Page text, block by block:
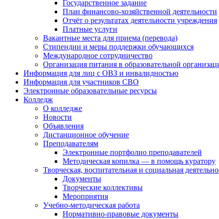
Государственное задание
План финансово-хозяйственной деятельности
Отчёт о результатах деятельности учреждения
Платные услуги
Вакантные места для приема (перевода)
Стипендии и меры поддержки обучающихся
Международное сотрудничество
Организация питания в образовательной
Информация для лиц с ОВЗ и инвалидностью
Информация для участников СВО
Электронные образовательные ресурсы
Колледж
О колледже
Новости
Объявления
Дистанционное обучение
Преподавателям
Электронные портфолио преподавателей
Методическая копилка — в помощь куратору
Творческая, воспитательная и социальная
Документы
Творческие коллективы
Мероприятия
Учебно-методическая работа
Нормативно-правовые документы